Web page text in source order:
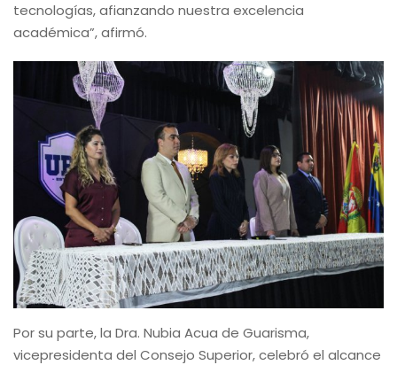
tecnologías, afianzando nuestra excelencia
académica”, afirmó.
Por su parte, la Dra. Nubia Acua de Guarisma,
vicepresidenta del Consejo Superior, celebró el alcance